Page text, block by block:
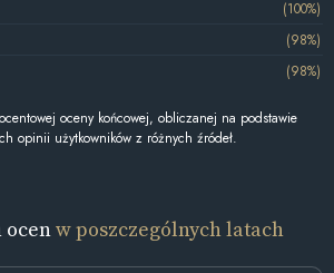
(100%)
(98%)
(98%)
oceny końcowej, obliczanej na podstawie
opinii użytkowników z różnych źródeł.
ocenw poszczególnych latach